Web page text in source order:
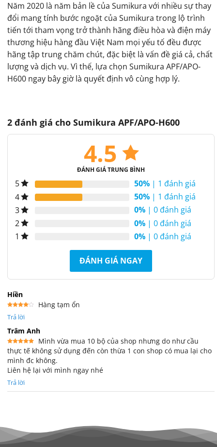
Năm 2020 là năm bản lề của Sumikura với nhiều sự thay
đổi mang tính bước ngoặt của Sumikura trong lộ trình
tiến tới tham vọng trở thành hãng điều hòa và điện máy
thương hiệu hàng đầu Việt Nam mọi yếu tố đều được
hãng tập trung chăm chút, đặc biệt là vấn đề giá cả, chất
lượng và dịch vụ. Vì thế, lựa chọn Sumikura APF/APO-
H600 ngay bây giờ là quyết định vô cùng hợp lý.
2 đánh giá cho Sumikura APF/APO-H600
4.5
ĐÁNH GIÁ TRUNG BÌNH
5 50% | 1 đánh giá
4
50% | 1 đánh giá
3
0% | 0 đánh giá
2
0% | 0 đánh giá
1
0% | 0 đánh giá
ĐÁNH GIÁ NGAY
Hiền
xếp
5 sao
Hàng tạm ổn
Trả lời
Trâm Anh
Được xếp
hạng 5
sao
Mình vừa mua 10 bộ của shop nhưng do như cầu
thực tế không sử dụng đến còn thừa 1 con shop có mua lại cho
mình đc không.
Liên hệ lại với mình ngay nhé
Trả lời